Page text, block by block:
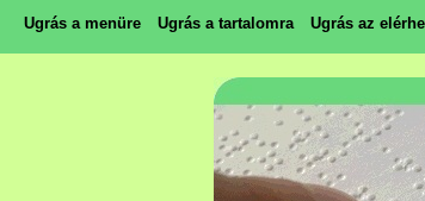
Ugrás a menüre Ugrás a tartalomra Ugrás az